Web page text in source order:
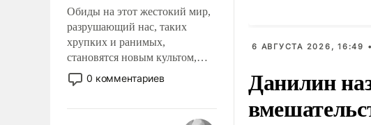
Обиды на этот жестокий мир,
разрушающий нас, таких
хрупких и ранимых,
становятся новым культом,
постепенно вытесняя и
отменяя традиционное
мужественным и твердым под
0 комментариев
6 АВГУСТА 2026, 16:49 •
Данилин